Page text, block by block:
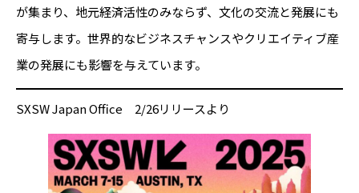
が集まり、地元経済活性のみならず、文化の交流と発展にも
寄与します。世界的なビジネスチャンスやクリエイティブ産
業の発展にも影響を与えています。
SXSW Japan Office 2/26リリースより